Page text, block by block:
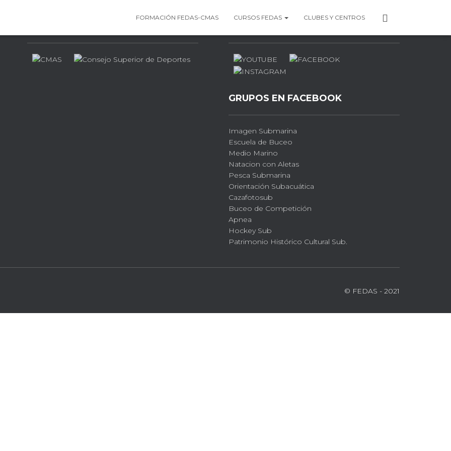
FORMACIÓN FEDAS-CMAS CURSOS FEDAS CLUBES Y CENTROS
R
GRUPOS EN FACEBOOK
Imagen Submarina
Escuela de Buceo
Medio Marino
Natacion con Aletas
Pesca Submarina
Orientación Subacuática
Cazafotosub
Buceo de Competición
Apnea
Hockey Sub
Patrimonio Histórico Cultural Sub.
© FEDAS - 2021